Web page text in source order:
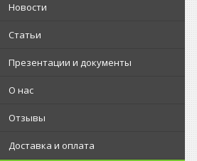
Новости
Статьи
Презентации и документы
О нас
Отзывы
Доставка и оплата